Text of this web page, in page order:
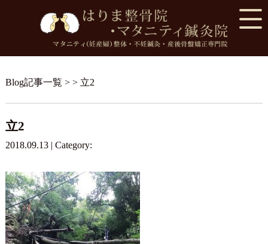
Blog記事一覧 > > 立2
立2
2018.09.13 | Category: